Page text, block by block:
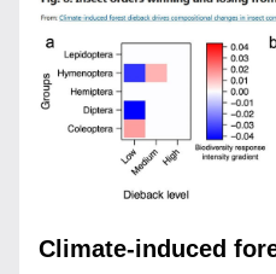
Climate-induced